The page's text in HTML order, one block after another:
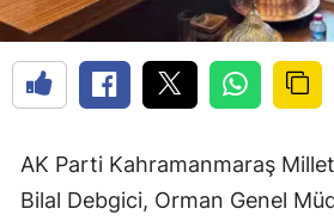
AK Parti Kahramanmaraş
Bilal Debgici, Orman Genel